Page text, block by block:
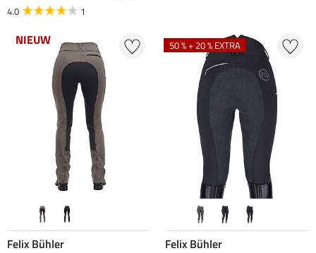
4.0
1
NIEUW
Felix Bühler
50 % + 20 % EXTRA
Felix Bühler